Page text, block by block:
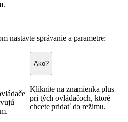
.
nastavte správanie a parametre:
Ako?
Kliknite na znamienka plus
pri tých ovládačoch, ktoré
chcete pridať do režimu.